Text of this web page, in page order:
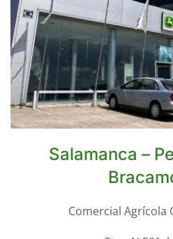
Salamanca –
Comercial Agrícola